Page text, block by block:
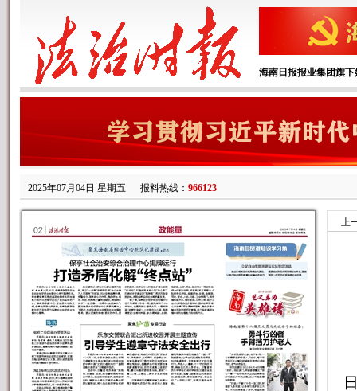
海南日报报业集团旗下
2025年07月04日 星期五 报料热线： 966123
上